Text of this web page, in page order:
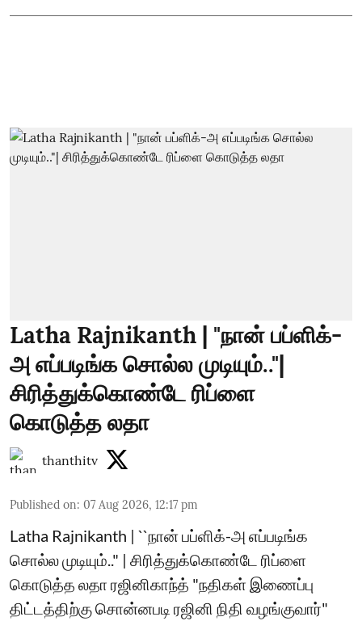
Latha Rajnikanth | "நான் பப்ளிக்-
அ எப்படிங்க சொல்ல முடியும்.."|
சிரித்துக்கொண்டே ரிப்ளை
கொடுத்த லதா
thanthitv
Published on: 07 Aug 2026, 12:17 pm
Latha Rajnikanth | ``நான் பப்ளிக்-அ எப்படிங்க
சொல்ல முடியும்.." | சிரித்துக்கொண்டே ரிப்ளை
கொடுத்த லதா ரஜினிகாந்த் "நதிகள் இணைப்பு
திட்டத்திற்கு சொன்னபடி ரஜினி நிதி வழங்குவார்"